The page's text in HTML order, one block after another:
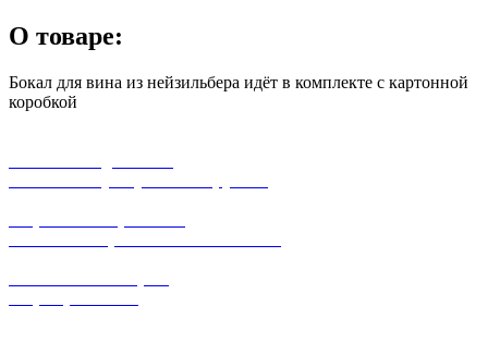
О товаре:
Бокал для вина из нейзильбера идёт в комплекте с картонной
коробкой